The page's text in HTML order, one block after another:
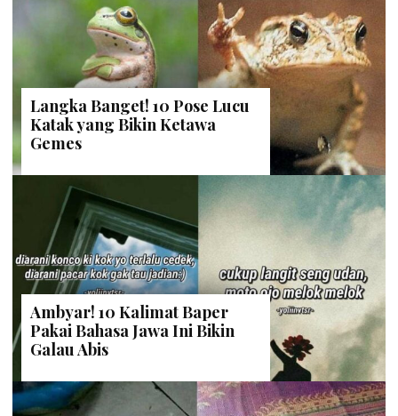
Langka Banget! 10 Pose Lucu
Katak yang Bikin Ketawa
Gemes
Ambyar! 10 Kalimat Baper
Pakai Bahasa Jawa Ini Bikin
Galau Abis